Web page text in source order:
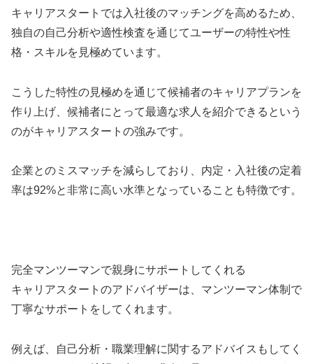
キャリアスタートでは入社後のマッチングを高めるため、
独自の自己分析や適性検査を通じてユーザーの特性や性
格・スキルを見極めています。
こうした特性の見極めを通じて候補者のキャリアプランを
作り上げ、候補者にとって最適な求人を紹介できるという
のがキャリアスタートの強みです。
企業とのミスマッチを減らしており、内定・入社後の定着
率は92%と非常に高い水準となっていることも特徴です。
完全マンツーマンで親身にサポートしてくれる
キャリアスタートのアドバイザーは、マンツーマン体制で
丁寧なサポートをしてくれます。
例えば、自己分析・職業理解に関するアドバイスもしてく